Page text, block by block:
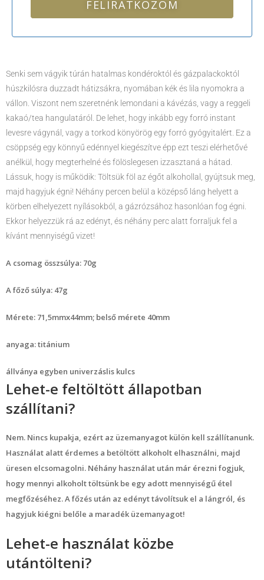
Senki sem vágyik túrán hatalmas kondéroktól és gázpalackoktól
húszkilósra duzzadt hátizsákra, nyomában kék és lila nyomokra a
vállon. Viszont nem szeretnénk lemondani a kávézás, vagy a reggeli
kakaó/tea hangulatáról. De lehet, hogy inkább egy forró instant
levesre vágynál, vagy a torkod könyörög egy forró gyógyitalért. Ez a
csöppség egy könnyű edénnyel kiegészítve épp ezt teszi elérhetővé
anélkül, hogy megterhelné és fölöslegesen izzasztaná a hátad.
Lássuk, hogy is működik: Töltsük föl az égőt alkohollal, gyújtsuk meg,
majd hagyjuk égni! Néhány percen belül a középső láng helyett a
körben elhelyezett nyílásokból, a gázrózsához hasonlóan fog égni.
Ekkor helyezzük rá az edényt, és néhány perc alatt forraljuk fel a
kívánt mennyiségű vizet!
A csomag összsúlya: 70g
A főző súlya: 47g
Mérete: 71,5mmx44mm; belső mérete 40mm
anyaga: titánium
állványa egyben univerzáslis kulcs
Lehet-e feltöltött állapotban
szállítani?
Nem. Nincs kupakja, ezért az üzemanyagot külön kell szállítanunk.
Használat alatt érdemes a betöltött alkoholt elhasználni, majd
üresen elcsomagolni. Néhány használat után már érezni fogjuk,
hogy mennyi alkoholt töltsünk be egy adott mennyiségű étel
megfőzéséhez. A főzés után az edényt távolítsuk el a lángról, és
hagyjuk kiégni belőle a maradék üzemanyagot!
Lehet-e használat közbe
utántölteni?